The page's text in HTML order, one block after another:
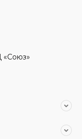
«Союз»